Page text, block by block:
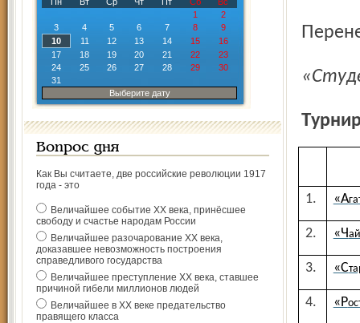
1
2
3
4 5 6 7 8
9
10
11 12 13 14 15
16
17
18 19 20 21 22
23
24
25 26 27 28 29
30
31
Выберите дату
Вопрос дня
Как Вы считаете, две российские революции 1917
года - это
Величайшее событие ХХ века, принёсшее
свободу и счастье народам России
Величайшее разочарование ХХ века,
доказавшее невозможность построения
справедливого государства
Величайшее преступление ХХ века, ставшее
причиной гибели миллионов людей
Величайшее в ХХ веке предательство
правящего класса
1. «А
2. «Ч
3. «С
4. «Р